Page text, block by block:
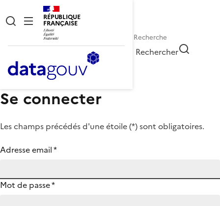
RÉPUBLIQUE
FRANÇAISE
Rechercher
Se connecter
Les champs précédés d'une étoile (*) sont obligatoires.
Adresse email*
Mot de passe*